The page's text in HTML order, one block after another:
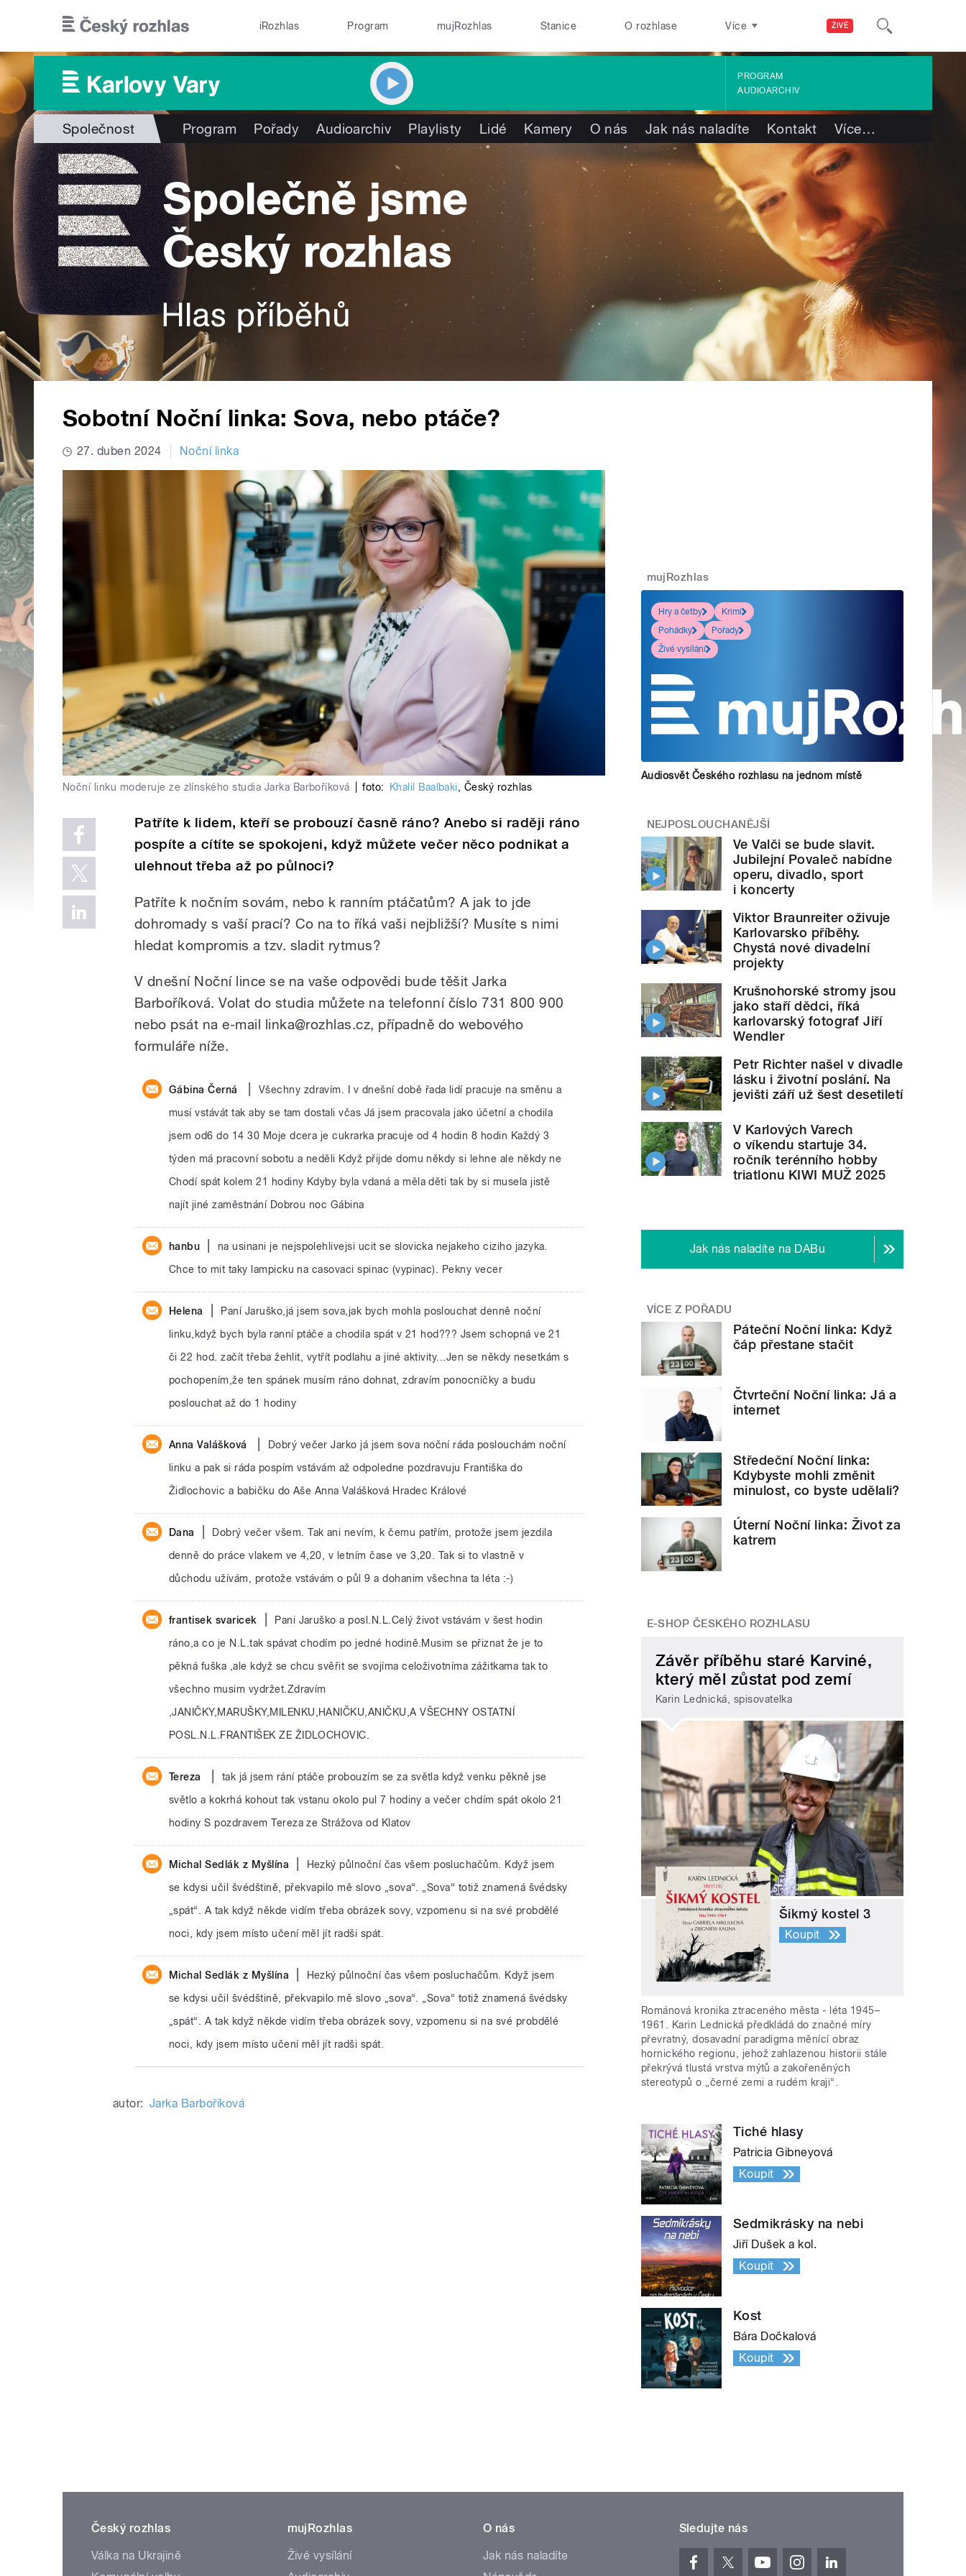
ŽIVĚ
iRozhlas Program mujRozhlas Stanice O rozhlase Více
PROGRAM
AUDIOARCHIV
Společnost Program Pořady Audioarchiv Playlisty Lidé Kamery O nás Jak nás naladíte Kontakt Více…
Sobotní Noční linka: Sova, nebo ptáče?
27. duben 2024 Noční linka
Noční linku moderuje ze zlínského studia Jarka Barboříková foto: Khalil Baalbaki, Český rozhlas
Patříte k lidem, kteří se probouzí časně ráno? Anebo si raději ráno
pospíte a cítíte se spokojeni, když můžete večer něco podnikat a
ulehnout třeba až po půlnoci?
Patříte k nočním sovám, nebo k ranním ptáčatům? A jak to jde
dohromady s vaší prací? Co na to říká vaši nejbližší? Musíte s nimi
hledat kompromis a tzv. sladit rytmus?
V dnešní Noční lince se na vaše odpovědi bude těšit Jarka
Barboříková. Volat do studia můžete na telefonní číslo 731 800 900
nebo psát na e-mail linka@rozhlas.cz, případně do webového
formuláře níže.
Gábina Černá
Všechny zdravím. I v dnešní době řada lidí pracuje na směnu a
musí vstávát tak aby se tam dostali včas Já jsem pracovala jako účetní a chodila
jsem od6 do 14 30 Moje dcera je cukrarka pracuje od 4 hodin 8 hodin Každý 3
týden má pracovní sobotu a neděli Když přijde domu někdy si lehne ale někdy ne
Chodí spát kolem 21 hodiny Kdyby byla vdaná a měla děti tak by si musela jistě
najít jiné zaměstnání Dobrou noc Gábina
hanbu
na usinani je nejspolehlivejsi ucit se slovicka nejakeho ciziho jazyka.
Chce to mit taky lampicku na casovaci spinac (vypinac). Pekny vecer
Helena
Paní Jaruško,já jsem sova,jak bych mohla poslouchat denně noční
linku,když bych byla ranní ptáče a chodila spát v 21 hod??? Jsem schopná ve 21
či 22 hod. začít třeba žehlit, vytřít podlahu a jiné aktivity...Jen se někdy nesetkám s
pochopením,že ten spánek musím ráno dohnat, zdravím ponocníčky a budu
poslouchat až do 1 hodiny
Anna Valášková
Dobrý večer Jarko já jsem sova noční ráda poslouchám noční
linku a pak si ráda pospím vstávám až odpoledne pozdravuju Františka do
Židlochovic a babičku do Aše Anna Valášková Hradec Králové
Dana
Dobrý večer všem. Tak ani nevím, k čemu patřím, protože jsem jezdila
denně do práce vlakem ve 4,20, v letním čase ve 3,20. Tak si to vlastně v
důchodu užívám, protože vstávám o půl 9 a dohanim všechna ta léta :-)
frantisek svaricek
Pani Jaruško a posl.N.L.Celý život vstávám v šest hodin
ráno,a co je N.L.tak spávat chodím po jedné hodině.Musim se přiznat že je to
pěkná fuška ,ale když se chcu svěřit se svojíma celoživotníma zážitkama tak to
všechno musim vydržet.Zdravím
,JANIČKY,MARUŠKY,MILENKU,HANIČKU,ANIČKU,A VŠECHNY OSTATNÍ
POSL.N.L.FRANTIŠEK ZE ŽIDLOCHOVIC.
Tereza
tak já jsem rání ptáče probouzím se za světla když venku pěkně jse
světlo a kokrhá kohout tak vstanu okolo pul 7 hodiny a večer chdím spát okolo 21
hodiny S pozdravem Tereza ze Strážova od Klatov
Michal Sedlák z Myšlína
Hezký půlnoční čas všem posluchačům. Když jsem
se kdysi učil švédštině, překvapilo mě slovo „sova“. „Sova“ totiž znamená švédsky
„spát“. A tak když někde vidím třeba obrázek sovy, vzpomenu si na své probdělé
noci, kdy jsem místo učení měl jít radši spát.
Michal Sedlák z Myšlína
Hezký půlnoční čas všem posluchačům. Když jsem
se kdysi učil švédštině, překvapilo mě slovo „sova“. „Sova“ totiž znamená švédsky
„spát“. A tak když někde vidím třeba obrázek sovy, vzpomenu si na své probdělé
noci, kdy jsem místo učení měl jít radši spát.
autor: Jarka Barboříková
mujRozhlas
Hry a četby
Krimi
Pohádky
Pořady
Živé vysílání
Audiosvět Českého rozhlasu na jednom místě
NEJPOSLOUCHANĚJŠÍ
Ve Valči se bude slavit.
Jubilejní Povaleč nabídne
operu, divadlo, sport
i koncerty
Viktor Braunreiter oživuje
Karlovarsko příběhy.
Chystá nové divadelní
projekty
Krušnohorské stromy jsou
jako staří dědci, říká
karlovarský fotograf Jiří
Wendler
Petr Richter našel v divadle
lásku i životní poslání. Na
jevišti září už šest desetiletí
V Karlových Varech
o víkendu startuje 34.
ročník terénního hobby
triatlonu KIWI MUŽ 2025
Jak nás naladíte na DABu
VÍCE Z POŘADU
Páteční Noční linka: Když
čáp přestane stačit
Čtvrteční Noční linka: Já a
internet
Středeční Noční linka:
Kdybyste mohli změnit
minulost, co byste udělali?
Úterní Noční linka: Život za
katrem
E-SHOP ČESKÉHO ROZHLASU
Závěr příběhu staré Karviné,
který měl zůstat pod zemí
Karin Lednická, spisovatelka
Šikmý kostel 3
Koupit
Románová kronika ztraceného města - léta 1945–
1961. Karin Lednická předkládá do značné míry
převratný, dosavadní paradigma měnící obraz
hornického regionu, jehož zahlazenou historii stále
překrývá tlustá vrstva mýtů a zakořeněných
stereotypů o „černé zemi a rudém kraji“.
Tiché hlasy
Patricia Gibneyová
Koupit
Sedmikrásky na nebi
Jiří Dušek a kol.
Koupit
Kost
Bára Dočkalová
Koupit
Český rozhlas
Válka na Ukrajině
mujRozhlas
Živé vysílání
O nás
Jak nás naladíte
Sledujte nás